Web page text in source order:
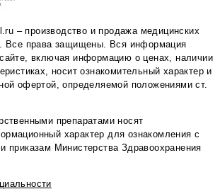
– производство и продажа медицинских
Все права защищены. Вся информация
включая информацию о ценах, наличии
носит ознакомительный характер и
офертой, определяемой положениями ст.
препаратами носят
характер для ознакомления с
приказам Министерства Здравоохранения